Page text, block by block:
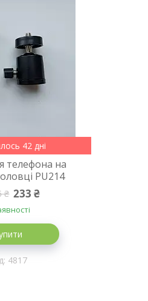
42 дні
телефона на
PU214
₴ 233 ₴
4817